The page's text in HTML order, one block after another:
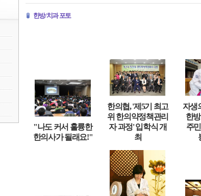
한방/치과 포토
"나도 커서 훌륭한
한의사가 될래요!"
한의협, '제5기 최고
위 한의약정책관리
자 과정' 입학식 개
최
자생
한
주